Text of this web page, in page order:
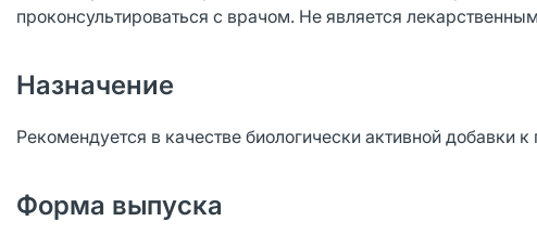
проконсультироваться с врачом. Не является
Назначение
Рекомендуется в качестве биологически активной добавки к
Форма выпуска